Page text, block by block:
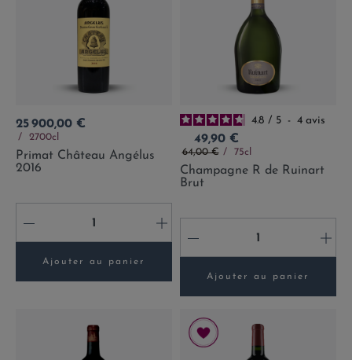
Prix
25 900,00 €
2700cl
Primat Château Angélus
2016
- +
Ajouter au panier
4.8 / 5 - 4 avis
Prix
49,90 €
Prix de base
64,00 € 75cl
Champagne R de Ruinart
Brut
- +
Ajouter au panier